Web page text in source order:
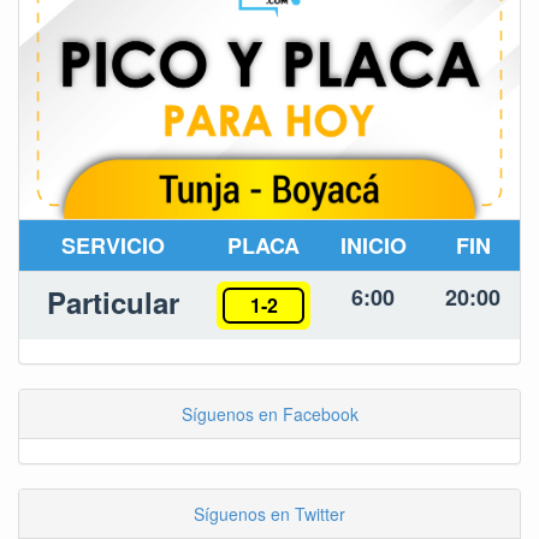
SERVICIO PLACA INICIO FIN
Particular 1-2 6:00 20:00
Síguenos en Facebook
Síguenos en Twitter